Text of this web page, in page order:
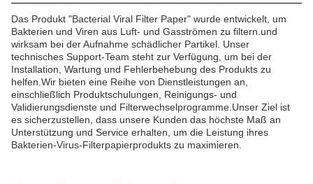
Das Produkt "Bacterial Viral Filter Paper" wurde entwickelt, um
Bakterien und Viren aus Luft- und Gasströmen zu filtern.und
wirksam bei der Aufnahme schädlicher Partikel. Unser
technisches Support-Team steht zur Verfügung, um bei der
Installation, Wartung und Fehlerbehebung des Produkts zu
helfen.Wir bieten eine Reihe von Dienstleistungen an,
einschließlich Produktschulungen, Reinigungs- und
Validierungsdienste und Filterwechselprogramme.Unser Ziel ist
es sicherzustellen, dass unsere Kunden das höchste Maß an
Unterstützung und Service erhalten, um die Leistung ihres
Bakterien-Virus-Filterpapierprodukts zu maximieren.